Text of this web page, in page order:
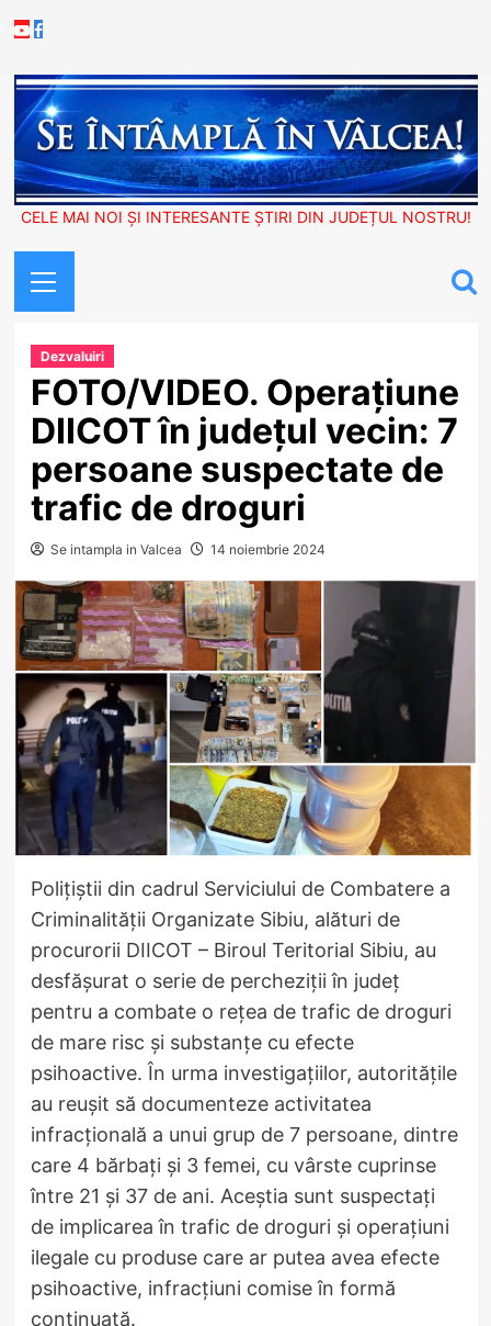
to
Youtube
Facebook
CELE MAI NOI ȘI INTERESANTE ȘTIRI DIN JUDEȚUL NOSTRU!
Menu
Dezvaluiri
FOTO/VIDEO. Operațiune
DIICOT în județul vecin: 7
persoane suspectate de
trafic de droguri
Se intampla in Valcea 14 noiembrie 2024
Polițiștii din cadrul Serviciului de Combatere a
Criminalității Organizate Sibiu, alături de
procurorii DIICOT – Biroul Teritorial Sibiu, au
desfășurat o serie de percheziții în județ
pentru a combate o rețea de trafic de droguri
de mare risc și substanțe cu efecte
psihoactive. În urma investigațiilor, autoritățile
au reușit să documenteze activitatea
infracțională a unui grup de 7 persoane, dintre
care 4 bărbați și 3 femei, cu vârste cuprinse
între 21 și 37 de ani. Aceștia sunt suspectați
de implicarea în trafic de droguri și operațiuni
ilegale cu produse care ar putea avea efecte
psihoactive, infracțiuni comise în formă
continuată.